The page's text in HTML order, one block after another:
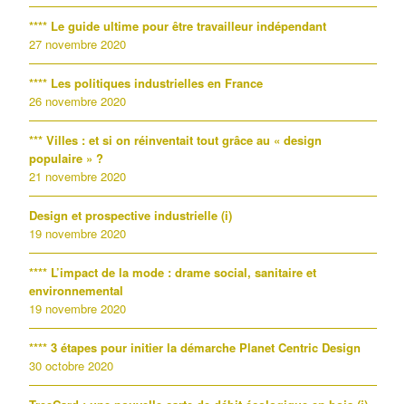
**** Le guide ultime pour être travailleur indépendant
27 novembre 2020
**** Les politiques industrielles en France
26 novembre 2020
*** Villes : et si on réinventait tout grâce au « design
populaire » ?
21 novembre 2020
Design et prospective industrielle (i)
19 novembre 2020
**** L’impact de la mode : drame social, sanitaire et
environnemental
19 novembre 2020
**** 3 étapes pour initier la démarche Planet Centric Design
30 octobre 2020